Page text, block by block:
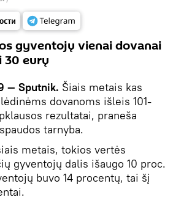
gyventojų vienai dovanai
30 eurų
― Sputnik. Šiais metais kas
dovanoms išleis 101-
rezultatai, praneša
tarnyba.
metais, tokios vertės
gyventojų dalis išaugo 10 proc.
buvo 14 procentų, tai šį